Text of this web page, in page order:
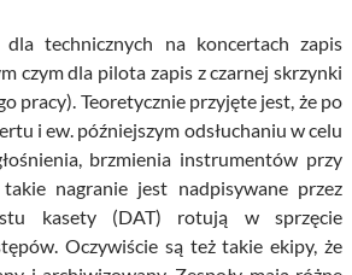
technicznych na koncertach zapis
czym dla pilota zapis z czarnej skrzynki
pracy). Teoretycznie przyjęte jest, że po
i ew. późniejszym odsłuchaniu w celu
brzmienia instrumentów przy
nagranie jest nadpisywane przez
kasety (DAT) rotują w sprzęcie
Oczywiście są też takie ekipy, że